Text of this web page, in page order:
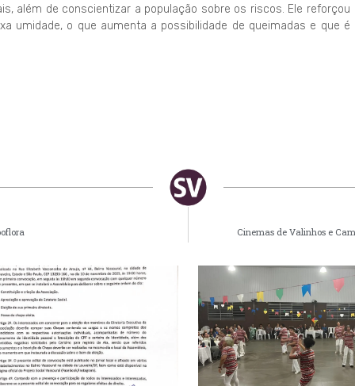
além de conscientizar a população sobre os riscos. Ele reforçou
umidade, o que aumenta a possibilidade de queimadas e que é
Cinemas de Valinhos e